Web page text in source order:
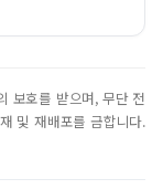
보호를 받으며, 무단 전
재 및 재배포를 금합니다.